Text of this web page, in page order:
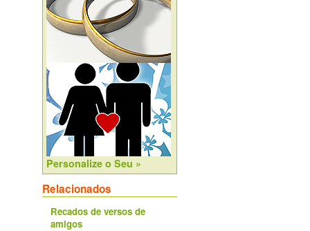
Personalize o Seu »
Relacionados
Recados de versos de
amigos